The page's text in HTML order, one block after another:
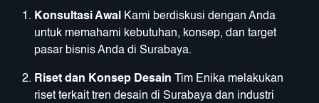
Konsultasi Awal Kami berdiskusi dengan Anda
untuk memahami kebutuhan, konsep, dan target
pasar bisnis Anda di Surabaya.
Riset dan Konsep Desain Tim Enika melakukan
riset terkait tren desain di Surabaya dan industri